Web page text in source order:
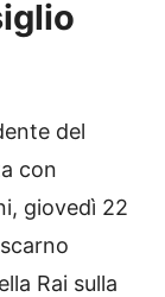
del
con
giovedì 22
Rai sulla